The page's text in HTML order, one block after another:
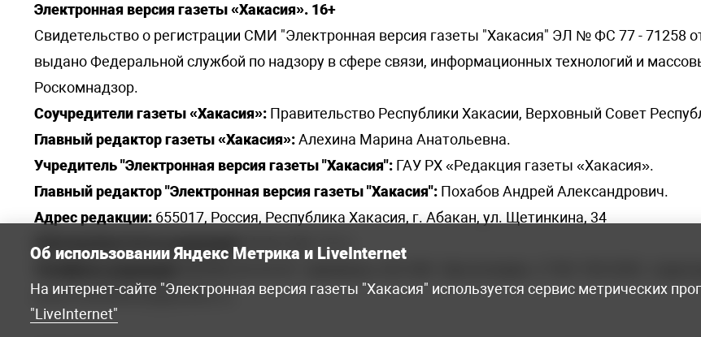
Электронная версия газеты «Хакасия». 16+
Свидетельство о регистрации СМИ "Электронная версия газеты "Хакасия" ЭЛ № ФС 77 - 71258
выдано Федеральной службой по надзору в сфере связи, информационных технологий и
Роскомнадзор.
Соучредители газеты «Хакасия»: Правительство Республики Хакасии, Верховный Совет
Главный редактор газеты «Хакасия»:Алехина Марина Анатольевна.
Учредитель "Электронная версия газеты "Хакасия": ГАУ РХ «Редакция газеты «Хакасия».
Главный редактор "Электронная версия газеты "Хакасия": Похабов Андрей Александрович.
Адрес редакции: 655017, Россия, Республика Хакасия, г. Абакан, ул. Щетинкина, 34
Электронная почта редакции: khakred@r-19.ru
elena.s.korotkowa@yandex.ru.
Об использовании Яндекс Метрика и LiveInternet
На интернет-сайте "Электронная версия газеты "Хакасия" используется сервис метрических
"LiveInternet"